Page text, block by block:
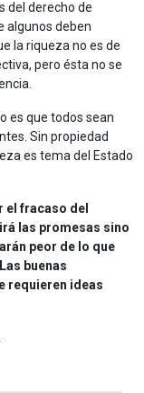
del derecho de
algunos deben
la riqueza no es de
pero ésta no se
es que todos sean
Sin propiedad
es tema del Estado
el fracaso del
las promesas sino
peor de lo que
buenas
requieren ideas